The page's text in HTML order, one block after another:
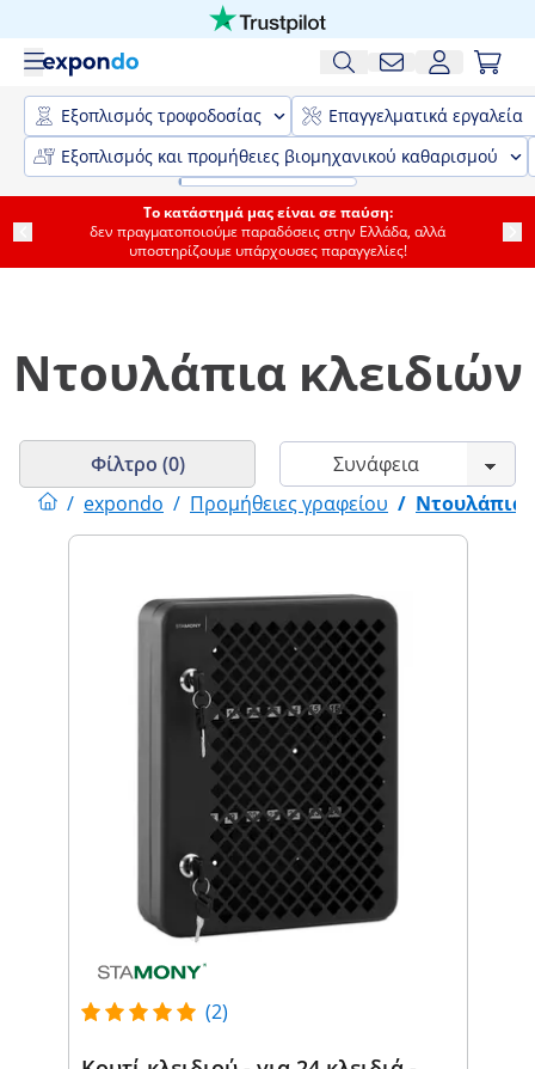
Εξοπλισμός τροφοδοσίας
Επαγγελματικά εργαλεία
Εξοπλισμός και προμήθειες βιομηχανικού καθαρισμού
Το κατάστημά μας είναι σε παύση:
δεν πραγματοποιούμε παραδόσεις στην Ελλάδα, αλλά
υποστηρίζουμε υπάρχουσες παραγγελίες!
Ντουλάπια κλειδιών
/ expondo / Προμήθειες γραφείου / Ντουλάπια
Φίλτρο (0)
(2)